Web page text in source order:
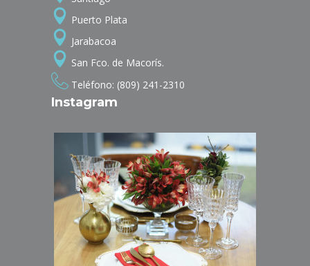
Puerto Plata
Jarabacoa
San Fco. de Macorís.
Teléfono: (809) 241-2310
Instagram